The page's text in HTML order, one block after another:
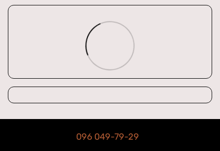
096 049-79-29